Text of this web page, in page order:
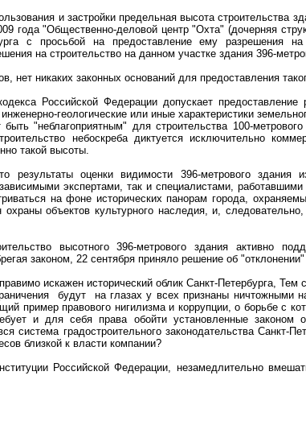
и застройки предельная высота строительства
года "Общественно-деловой центр "Охта" (дочерняя
с просьбой на предоставление ему разрешения
на строительство на данном участке здания 396-
нет никаких законных оснований для предоставления
Российской Федерации допускает
геологические или иные характеристики
"неблагоприятным" для строительства 100-
небоскреба диктуется исключительно
такой высоты.
результаты оценки видимости 396-метрового здания
экспертами, так и специалистами,
на фоне исторических панорам города,
охраны объектов культурного наследия, и,
высотного 396-метрового здания активно
законом, 22 сентября приняло решение об
искажен исторический облик Санкт-Петербурга,
будут на глазах у всех признаны ничтожными
пример правового нигилизма и коррупции, о борьбе с
и для себя права обойти установленные законом
система градостроительного законодательства Санкт-
близкой к власти компании?
Российской Федерации, незамедлительно